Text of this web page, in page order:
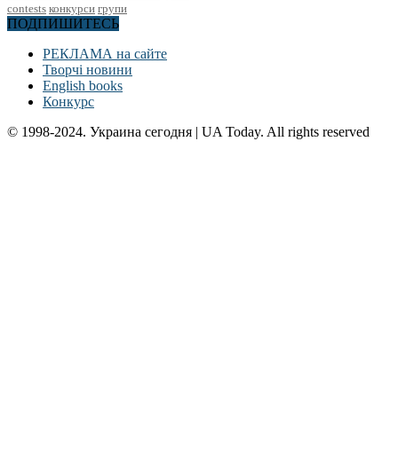
contests конкурси групи
ПОДПИШИТЕСЬ
РЕКЛАМА на сайте
Творчі новини
English books
Конкурс
© 1998-2024. Украина сегодня | UA Today. All rights reserved